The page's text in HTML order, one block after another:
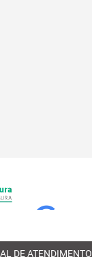
DE ATENDIMENTO